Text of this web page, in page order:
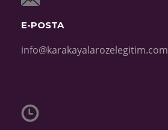
E-POSTA
info@karakayalarozelegitim.com